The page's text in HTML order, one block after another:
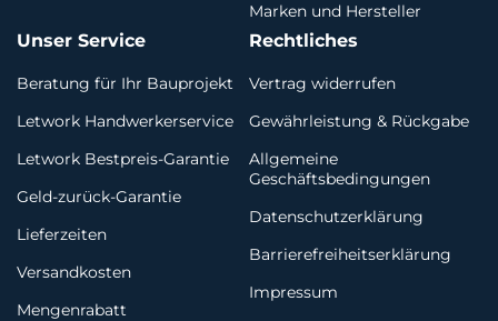
Marken und Hersteller
Unser Service
Beratung für Ihr Bauprojekt
Letwork Handwerkerservice
Letwork Bestpreis-Garantie
Geld-zurück-Garantie
Lieferzeiten
Versandkosten
Mengenrabatt
Rechtliches
Vertrag widerrufen
Gewährleistung & Rückgabe
Allgemeine
Geschäftsbedingungen
Datenschutzerklärung
Barrierefreiheitserklärung
Impressum